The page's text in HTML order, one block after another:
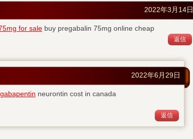
2022年3月14日
for sale buy pregabalin 75mg online cheap
返信
2022年6月29日
neurontin cost in canada
返信